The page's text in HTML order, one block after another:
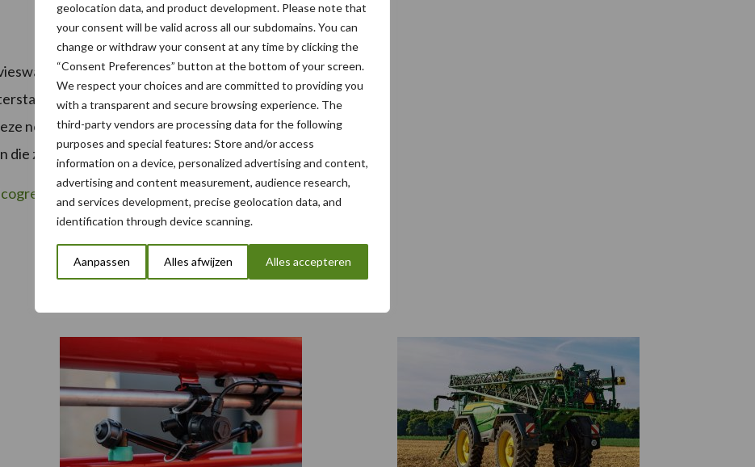
geolocation data, and product development. Please note that
your consent will be valid across all our subdomains. You can
change or withdraw your consent at any time by clicking the
“Consent Preferences” button at the bottom of your screen.
We respect your choices and are committed to providing you
with a transparent and secure browsing experience. The
third-party vendors are processing data for the following
purposes and special features: Store and/or access
information on a device, personalized advertising and content,
advertising and content measurement, audience research,
and services development, precise geolocation data, and
identification through device scanning.
Aanpassen Alles afwijzen Alles accepteren
Het Ministerie van Infrastructuur en
kan ze gebruiken om normen voor de
normen geven waterbeheerders een eerste indruk of
die zij in hun gebied vinden.
voor gewasbeschermingsmiddelen in